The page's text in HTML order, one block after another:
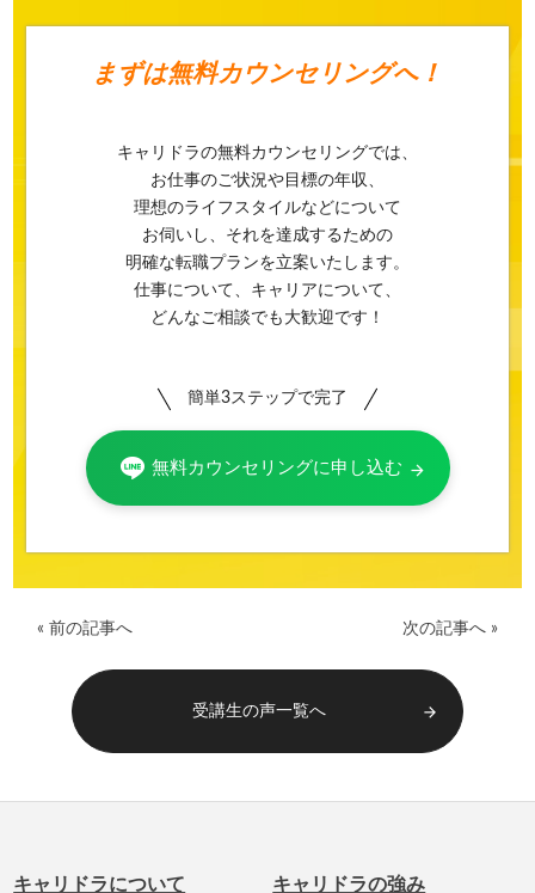
まずは無料カウンセリングへ！
キャリドラの無料カウンセリングでは、
お仕事のご状況や目標の年収、
理想のライフスタイルなどについて
お伺いし、それを達成するための
明確な転職プランを立案いたします。
仕事について、キャリアについて、
どんなご相談でも大歓迎です！
簡単3ステップで完了
無料カウンセリングに申し込む arrow_forward
« 前の記事へ 次の記事へ »
受講生の声一覧へ arrow_forward
キャリドラについて キャリドラの強み